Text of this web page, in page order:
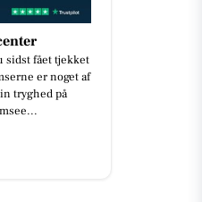
sidst fået tjekket
er noget af
tryghed på